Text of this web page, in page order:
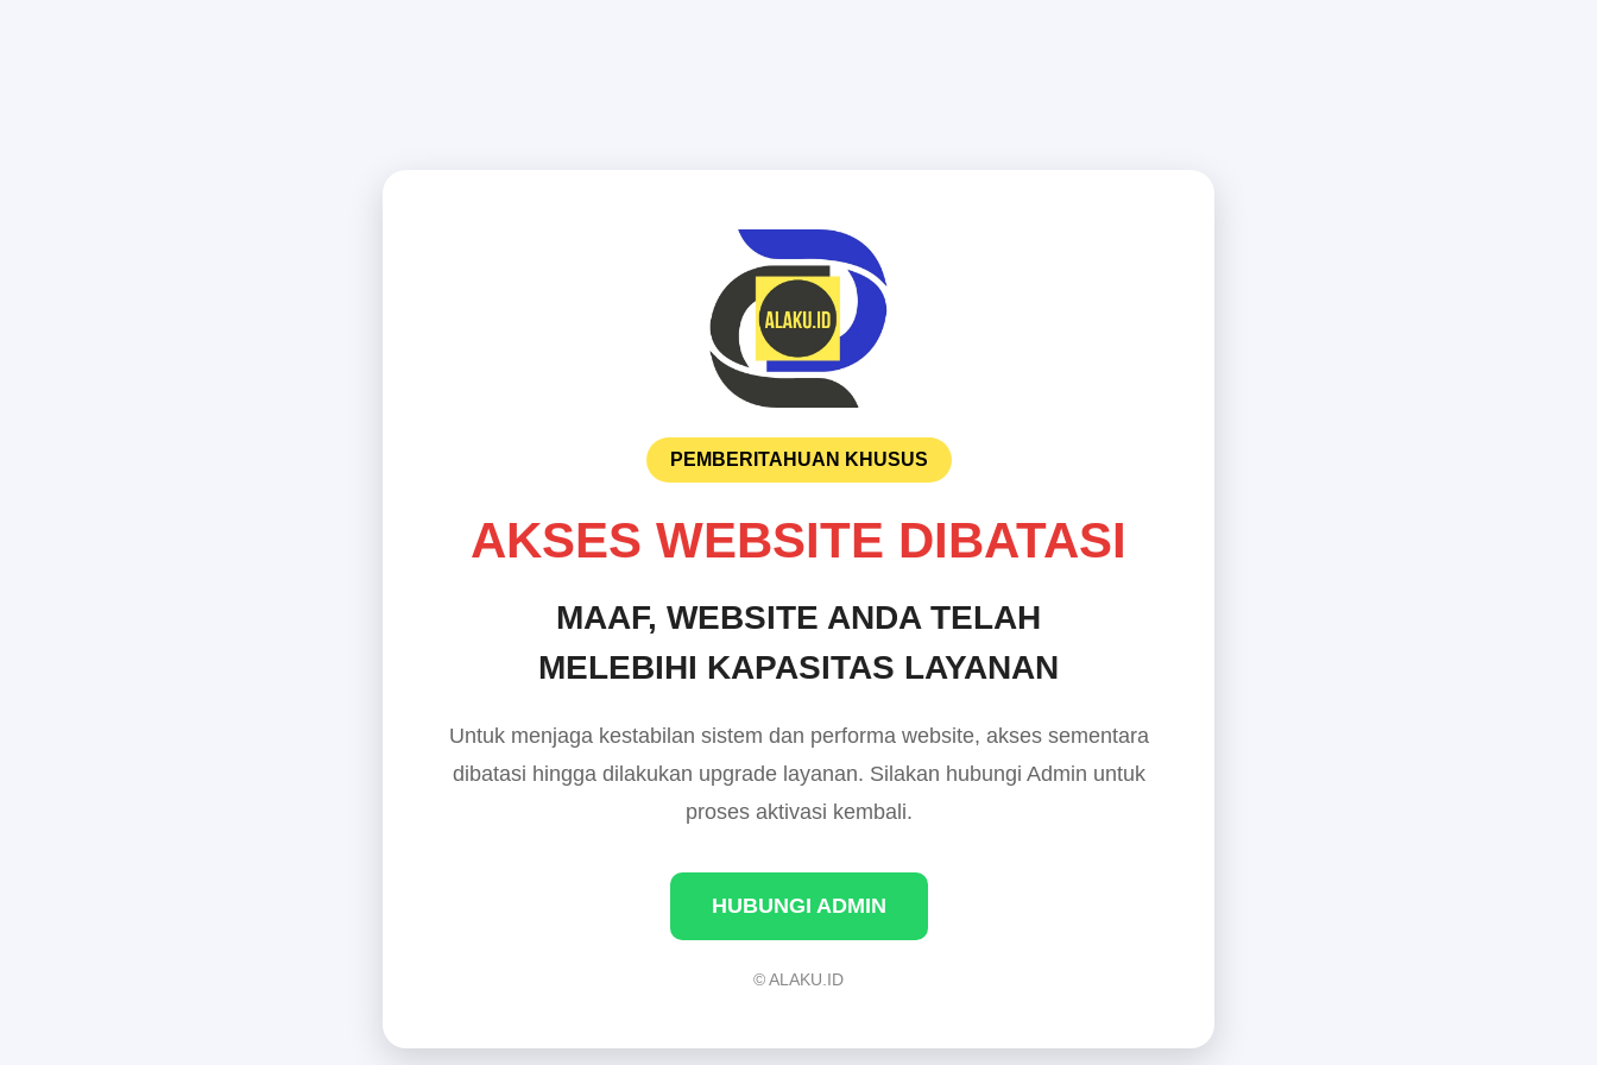
PEMBERITAHUAN KHUSUS
AKSES WEBSITE DIBATASI
MAAF, WEBSITE ANDA TELAH
MELEBIHI KAPASITAS LAYANAN
Untuk menjaga kestabilan sistem dan performa website, akses sementara
dibatasi hingga dilakukan upgrade layanan. Silakan hubungi Admin untuk
proses aktivasi kembali.
HUBUNGI ADMIN
© ALAKU.ID